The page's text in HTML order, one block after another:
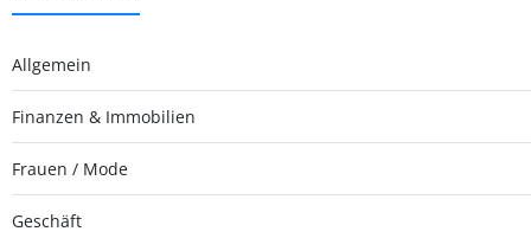
Allgemein
Finanzen & Immobilien
Frauen / Mode
Geschäft